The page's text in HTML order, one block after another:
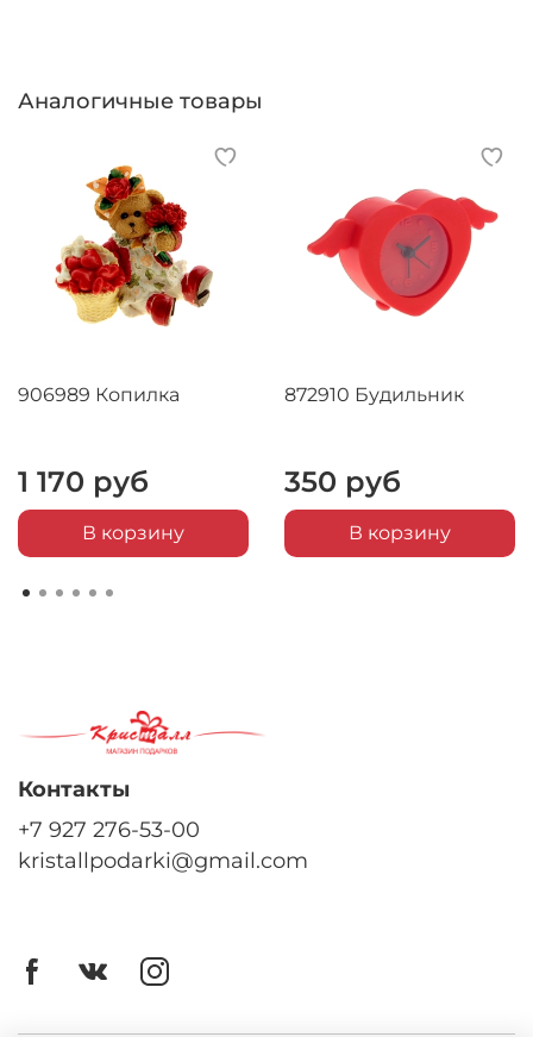
Аналогичные товары
906989 Копилка
1 170 руб
В корзину
872910 Будильник
350 руб
В корзину
Контакты
+7 927 276-53-00
kristallpodarki@gmail.com